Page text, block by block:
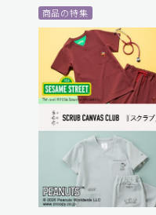
商品の特集